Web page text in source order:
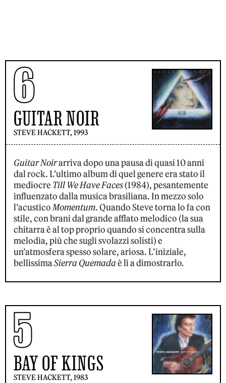
6
GUITAR NOIR
STEVE HACKETT, 1993
Guitar Noirarriva dopo una pausa di quasi 10 anni
dal rock. L’ultimo album di quel genere era stato il
mediocre Till We Have Faces(1984), pesantemente
influenzato dalla musica brasiliana. In mezzo solo
l’acusticoMomentum. Quando Steve torna lo fa con
stile, con brani dal grande afflato melodico (la sua
chitarra è al top proprio quando si concentra sulla
melodia, più che sugli svolazzi solisti) e
un’atmosfera spesso solare, ariosa. L’iniziale,
bellissimaSierra Quemadaè lì a dimostrarlo.
5
BAY OF KINGS
STEVE HACKETT, 1983